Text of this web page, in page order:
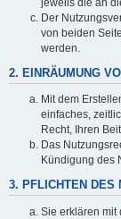
jeweils die an
Der
von beiden
werden.
2. EINRÄUMUNG
Mit dem
einfaches,
Recht, Ihren
Das
Kündigung des
3. PFLICHTEN DES
Sie erklären mit